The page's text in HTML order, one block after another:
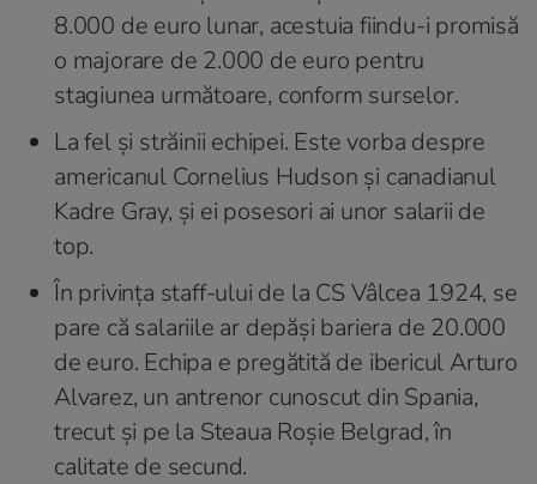
8.000 de euro lunar, acestuia fiindu-i promisă
o majorare de 2.000 de euro pentru
stagiunea următoare, conform surselor.
La fel și străinii echipei. Este vorba despre
americanul Cornelius Hudson și canadianul
Kadre Gray, și ei posesori ai unor salarii de
top.
În privința staff-ului de la CS Vâlcea 1924, se
pare că salariile ar depăși bariera de 20.000
de euro. Echipa e pregătită de ibericul Arturo
Alvarez, un antrenor cunoscut din Spania,
trecut și pe la Steaua Roșie Belgrad, în
calitate de secund.